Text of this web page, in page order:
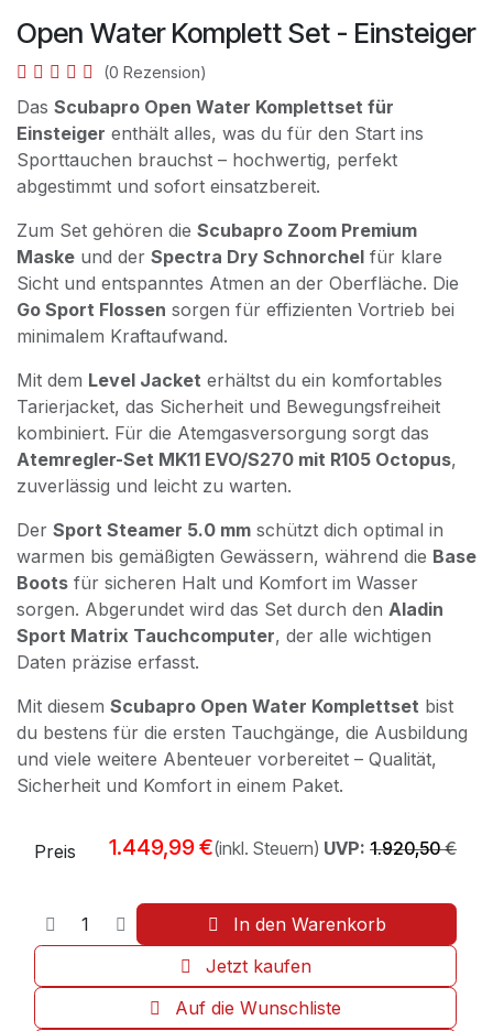
Open Water Komplett Set - Einsteiger
(0 Rezension)
Das Scubapro Open Water Komplettset für
Einsteiger enthält alles, was du für den Start ins
Sporttauchen brauchst – hochwertig, perfekt
abgestimmt und sofort einsatzbereit.
Zum Set gehören die Scubapro Zoom Premium
Maske und der Spectra Dry Schnorchel für klare
Sicht und entspanntes Atmen an der Oberfläche. Die
Go Sport Flossen sorgen für effizienten Vortrieb bei
minimalem Kraftaufwand.
Mit dem Level Jacket erhältst du ein komfortables
Tarierjacket, das Sicherheit und Bewegungsfreiheit
kombiniert. Für die Atemgasversorgung sorgt das
Atemregler-Set MK11 EVO/S270 mit R105 Octopus,
zuverlässig und leicht zu warten.
Der Sport Steamer 5.0 mm schützt dich optimal in
warmen bis gemäßigten Gewässern, während die Base
Boots für sicheren Halt und Komfort im Wasser
sorgen. Abgerundet wird das Set durch den Aladin
Sport Matrix Tauchcomputer, der alle wichtigen
Daten präzise erfasst.
Mit diesem Scubapro Open Water Komplettset bist
du bestens für die ersten Tauchgänge, die Ausbildung
und viele weitere Abenteuer vorbereitet – Qualität,
Sicherheit und Komfort in einem Paket.
In den Warenkorb
Jetzt kaufen
Auf die Wunschliste
Preis 1.449,99€(inkl. Steuern) UVP: 1.920,50€